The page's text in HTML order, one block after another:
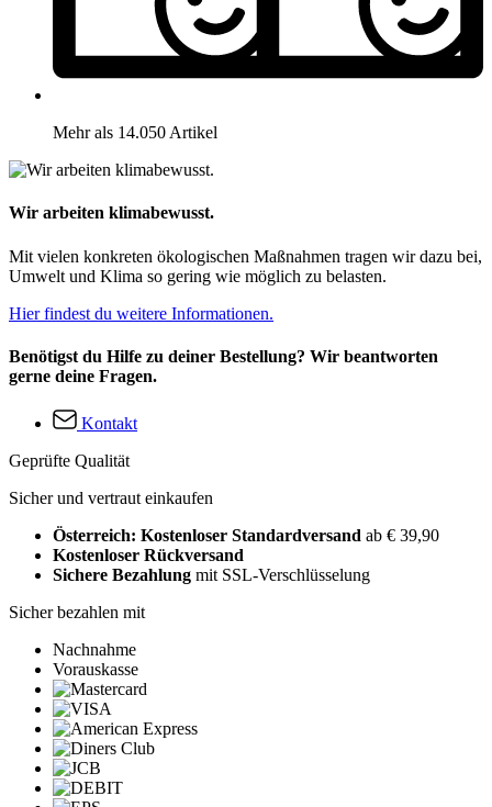
Mehr als 14.050 Artikel
Wir arbeiten klimabewusst.
Mit vielen konkreten ökologischen Maßnahmen tragen wir dazu bei,
Umwelt und Klima so gering wie möglich zu belasten.
Hier findest du weitere Informationen.
Benötigst du Hilfe zu deiner Bestellung? Wir beantworten
gerne deine Fragen.
Kontakt
Geprüfte Qualität
Sicher und vertraut einkaufen
Österreich: Kostenloser Standardversand ab € 39,90
Kostenloser Rückversand
Sichere Bezahlung mit SSL-Verschlüsselung
Sicher bezahlen mit
Nachnahme
Vorauskasse